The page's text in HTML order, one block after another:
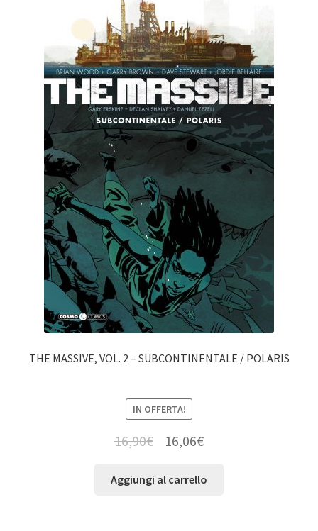
THE MASSIVE, VOL. 2 – SUBCONTINENTALE / POLARIS
IN OFFERTA!
16,90€ 16,06€
Aggiungi al carrello